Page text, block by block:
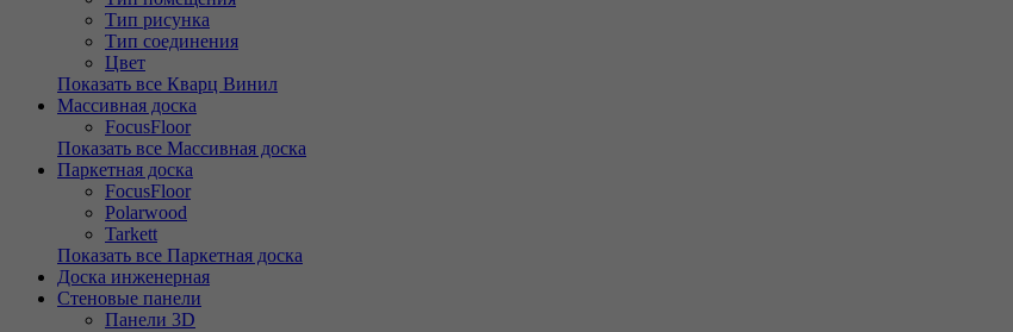
Тип рисунка
Тип соединения
Цвет
Показать все Кварц Винил
Массивная доска
FocusFloor
Показать все Массивная доска
Паркетная доска
FocusFloor
Polarwood
Tarkett
Показать все Паркетная доска
Доска инженерная
Стеновые панели
Панели 3D